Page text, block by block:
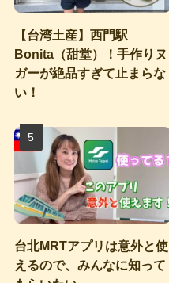
【台湾土産】西門駅
Bonita（甜堂）！手作りヌ
ガーが絶品すぎて止まらな
い！
台北MRTアプリは意外と使
えるので、みんなに知って